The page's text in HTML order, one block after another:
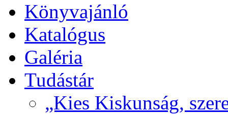
Könyvajánló
Katalógus
Galéria
Tudástár
„Kies Kiskunság,